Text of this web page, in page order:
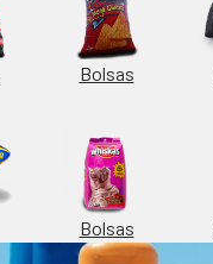
Bolsas
Bolsas